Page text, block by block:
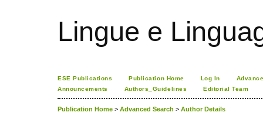
Lingue e
ESE Publications Publication Home Log In
Announcements
Authors_Guidelines Editorial Team
Publication Home > Advanced Search > Author Details